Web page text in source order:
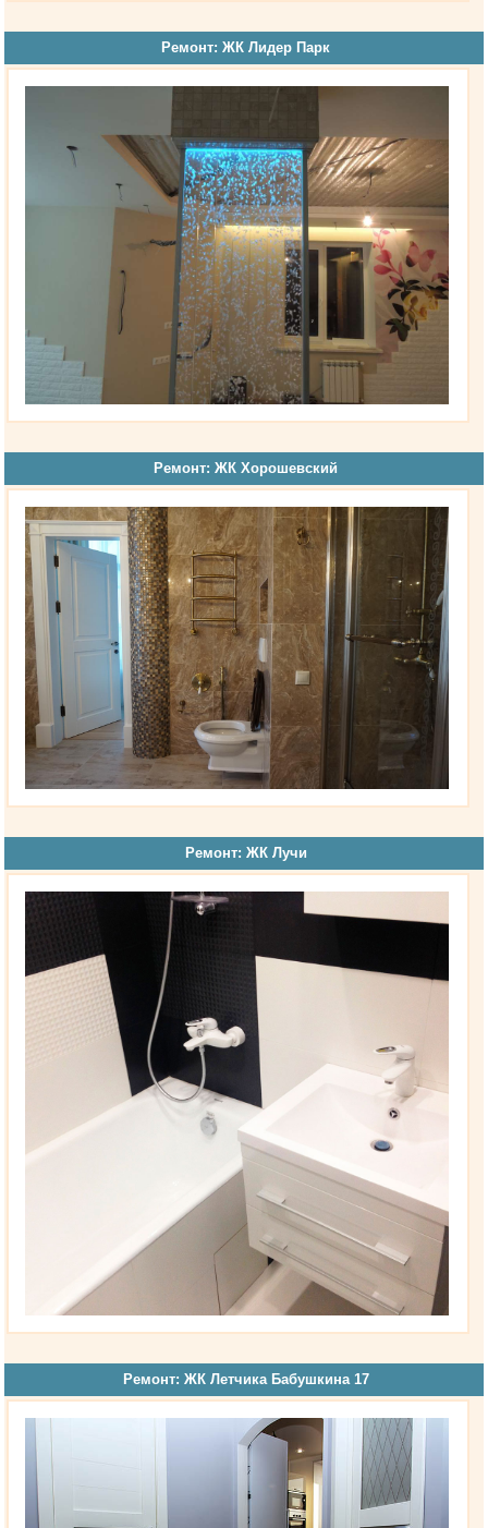
Ремонт: ЖК Лидер Парк
Ремонт: ЖК Хорошевский
Ремонт: ЖК Лучи
Ремонт: ЖК Летчика Бабушкина 17